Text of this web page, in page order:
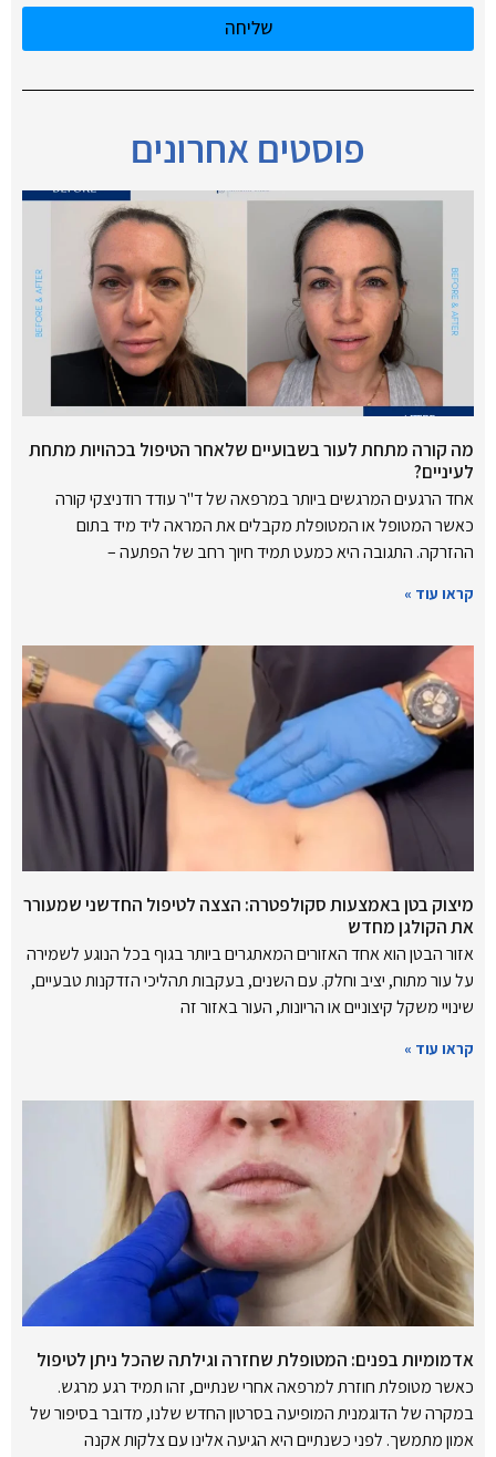
שליחה
פוסטים אחרונים
מה קורה מתחת לעור בשבועיים שלאחר הטיפול בכהויות מתחת
לעיניים?
אחד הרגעים המרגשים ביותר במרפאה של ד"ר עודד רודניצקי קורה
כאשר המטופל או המטופלת מקבלים את המראה ליד מיד בתום
ההזרקה. התגובה היא כמעט תמיד חיוך רחב של הפתעה –
קראו עוד »
מיצוק בטן באמצעות סקולפטרה: הצצה לטיפול החדשני שמעורר
את הקולגן מחדש
אזור הבטן הוא אחד האזורים המאתגרים ביותר בגוף בכל הנוגע לשמירה
על עור מתוח, יציב וחלק. עם השנים, בעקבות תהליכי הזדקנות טבעיים,
שינויי משקל קיצוניים או הריונות, העור באזור זה
קראו עוד »
אדמומיות בפנים: המטופלת שחזרה וגילתה שהכל ניתן לטיפול
כאשר מטופלת חוזרת למרפאה אחרי שנתיים, זהו תמיד רגע מרגש.
במקרה של הדוגמנית המופיעה בסרטון החדש שלנו, מדובר בסיפור של
אמון מתמשך. לפני כשנתיים היא הגיעה אלינו עם צלקות אקנה